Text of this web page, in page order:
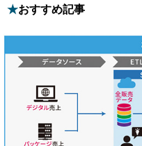
おすすめ記事